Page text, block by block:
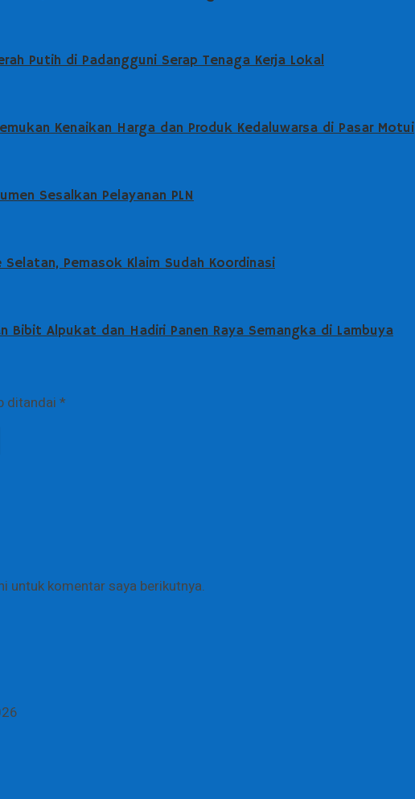
Putih di Padangguni Serap Tenaga Kerja Lokal
Kenaikan Harga dan Produk Kedaluwarsa di Pasar Motui
Sesalkan Pelayanan PLN
Pemasok Klaim Sudah Koordinasi
Bibit Alpukat dan Hadiri Panen Raya Semangka di Lambuya
ditandai*
untuk komentar saya berikutnya.